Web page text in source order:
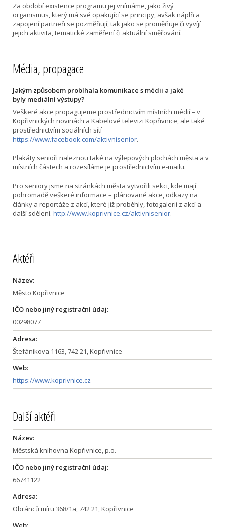
Za období existence programu jej vnímáme, jako živý
organismus, který má své opakující se principy, avšak náplň a
zapojení partneři se pozměňují, tak jako se proměňuje či vyvíjí
jejich aktivita, tematické zaměření či aktuální směřování.
Média, propagace
Jakým způsobem probíhala komunikace s médii a jaké
byly mediální výstupy?
Veškeré akce propagujeme prostřednictvím místních médií – v
Kopřivnických novinách a Kabelové televizi Kopřivnice, ale také
prostřednictvím sociálních sítí
https://www.facebook.com/aktivnisenior.
Plakáty senioři naleznou také na výlepových plochách města a v
místních částech a rozesíláme je prostřednictvím e-mailu.
Pro seniory jsme na stránkách města vytvořili sekci, kde mají
pohromadě veškeré informace – plánované akce, odkazy na
články a reportáže z akcí, které již proběhly, fotogalerii z akcí a
další sdělení. http://www.koprivnice.cz/aktivnisenior.
Aktéři
Název:
Město Kopřivnice
IČO nebo jiný registrační údaj:
00298077
Adresa:
Štefánikova 1163, 742 21, Kopřivnice
Web:
https://www.koprivnice.cz
Další aktéři
Název:
Městská knihovna Kopřivnice, p.o.
IČO nebo jiný registrační údaj:
66741122
Adresa:
Obránců míru 368/1a, 742 21, Kopřivnice